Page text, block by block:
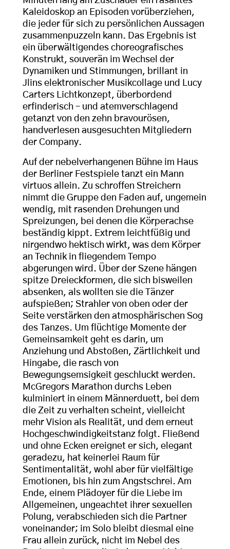
Kaleidoskop an Episoden vorüberziehen,
die jeder für sich zu persönlichen Aussagen
zusammenpuzzeln kann. Das Ergebnis ist
ein überwältigendes choreografisches
Konstrukt, souverän im Wechsel der
Dynamiken und Stimmungen, brillant in
Jlins elektronischer Musikcollage und Lucy
Carters Lichtkonzept, überbordend
erfinderisch – und atemverschlagend
getanzt von den zehn bravourösen,
handverlesen ausgesuchten Mitgliedern
der Company.
Auf der nebelverhangenen Bühne im Haus
der Berliner Festspiele tanzt ein Mann
virtuos allein. Zu schroffen Streichern
nimmt die Gruppe den Faden auf, ungemein
wendig, mit rasenden Drehungen und
Spreizungen, bei denen die Körperachse
beständig kippt. Extrem leichtfüßig und
nirgendwo hektisch wirkt, was dem Körper
an Technik in fliegendem Tempo
abgerungen wird. Über der Szene hängen
spitze Dreieckformen, die sich bisweilen
absenken, als wollten sie die Tänzer
aufspießen; Strahler von oben oder der
Seite verstärken den atmosphärischen Sog
des Tanzes. Um flüchtige Momente der
Gemeinsamkeit geht es darin, um
Anziehung und Abstoßen, Zärtlichkeit und
Hingabe, die rasch von
Bewegungsemsigkeit geschluckt werden.
McGregors Marathon durchs Leben
kulminiert in einem Männerduett, bei dem
die Zeit zu verhalten scheint, vielleicht
mehr Vision als Realität, und dem erneut
Hochgeschwindigkeitstanz folgt. Fließend
und ohne Ecken ereignet er sich, elegant
geradezu, hat keinerlei Raum für
Sentimentalität, wohl aber für vielfältige
Emotionen, bis hin zum Angstschrei. Am
Ende, einem Plädoyer für die Liebe im
Allgemeinen, ungeachtet ihrer sexuellen
Polung, verabschieden sich die Partner
voneinander; im Solo bleibt diesmal eine
Frau allein zurück, nicht im Nebel des